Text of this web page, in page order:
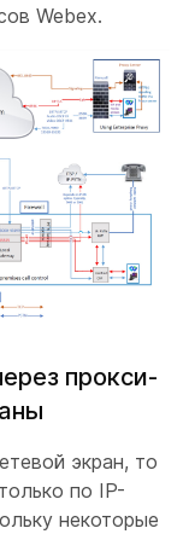
Webex.
прокси-
экран, то
по IP-
некоторые